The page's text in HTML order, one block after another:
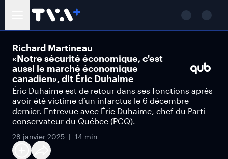
Richard Martineau
«Notre sécurité économique, c'est
aussi le marché économique
canadien», dit Éric Duhaime
Éric Duhaime est de retour dans ses fonctions après
avoir été victime d’un infarctus le 6 décembre
dernier. Entrevue avec Éric Duhaime, chef du Parti
conservateur du Québec (PCQ).
28 janvier 2025 14 min